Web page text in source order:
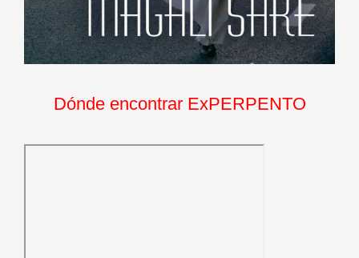
Dónde encontrar ExPERPENTO